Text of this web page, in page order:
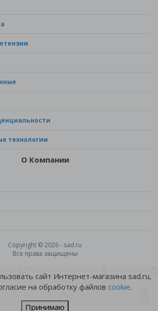
технологии
О Компании
Copyright © 2026 - sad.ru
Все права защищены
сайт Интернет-магазина sad.ru,
на обработку файлов cookie.
Принимаю